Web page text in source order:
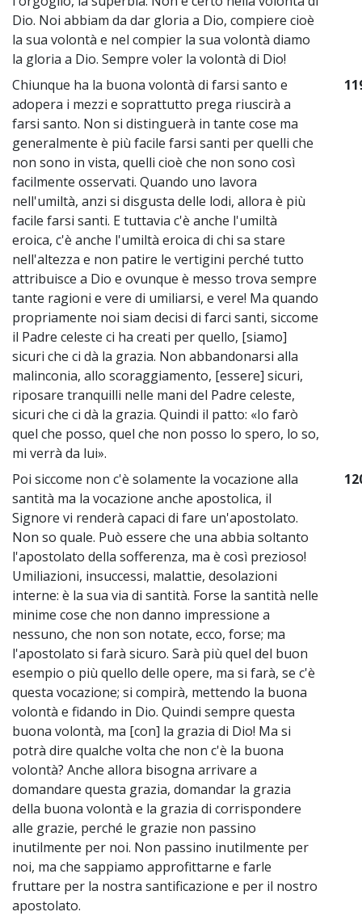
Dio. Noi abbiam da dar gloria a Dio, compiere cioè
la sua volontà e nel compier la sua volontà diamo
la gloria a Dio. Sempre voler la volontà di Dio!
Chiunque ha la buona volontà di farsi santo e
adopera i mezzi e soprattutto prega riuscirà a
farsi santo. Non si distinguerà in tante cose ma
generalmente è più facile farsi santi per quelli che
non sono in vista, quelli cioè che non sono così
facilmente osservati. Quando uno lavora
nell'umiltà, anzi si disgusta delle lodi, allora è più
facile farsi santi. E tuttavia c'è anche l'umiltà
eroica, c'è anche l'umiltà eroica di chi sa stare
nell'altezza e non patire le vertigini perché tutto
attribuisce a Dio e ovunque è messo trova sempre
tante ragioni e vere di umiliarsi, e vere! Ma quando
propriamente noi siam decisi di farci santi, siccome
il Padre celeste ci ha creati per quello, [siamo]
sicuri che ci dà la grazia. Non abbandonarsi alla
malinconia, allo scoraggiamento, [essere] sicuri,
riposare tranquilli nelle mani del Padre celeste,
sicuri che ci dà la grazia. Quindi il patto: «Io farò
quel che posso, quel che non posso lo spero, lo so,
mi verrà da lui».
Poi siccome non c'è solamente la vocazione alla
santità ma la vocazione anche apostolica, il
Signore vi renderà capaci di fare un'apostolato.
Non so quale. Può essere che una abbia soltanto
l'apostolato della sofferenza, ma è così prezioso!
Umiliazioni, insuccessi, malattie, desolazioni
interne: è la sua via di santità. Forse la santità nelle
minime cose che non danno impressione a
nessuno, che non son notate, ecco, forse; ma
l'apostolato si farà sicuro. Sarà più quel del buon
esempio o più quello delle opere, ma si farà, se c'è
questa vocazione; si compirà, mettendo la buona
volontà e fidando in Dio. Quindi sempre questa
buona volontà, ma [con] la grazia di Dio! Ma si
potrà dire qualche volta che non c'è la buona
volontà? Anche allora bisogna arrivare a
domandare questa grazia, domandar la grazia
della buona volontà e la grazia di corrispondere
alle grazie, perché le grazie non passino
inutilmente per noi. Non passino inutilmente per
noi, ma che sappiamo approfittarne e farle
fruttare per la nostra santificazione e per il nostro
apostolato.